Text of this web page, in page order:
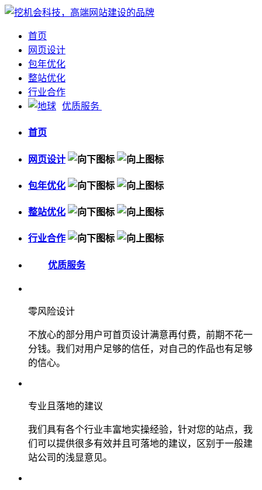
首页
网页设计
包年优化
整站优化
行业合作
优质服务
首页
网页设计
包年优化
整站优化
行业合作
优质服务
零风险设计
不放心的部分用户可首页设计满意再付费，前期不花一
分钱。我们对用户足够的信任，对自己的作品也有足够
的信心。
专业且落地的建议
我们具有各个行业丰富地实操经验，针对您的站点，我
们可以提供很多有效并且可落地的建议，区别于一般建
站公司的浅显意见。